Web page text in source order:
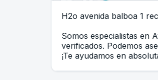
H2o avenida balboa 1
Somos especialistas en
verificados. Podemos
¡Te ayudamos en